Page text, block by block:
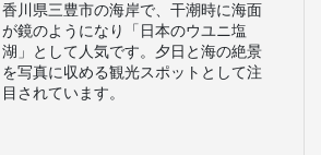
香川県三豊市の海岸で、干潮時に海面
が鏡のようになり「日本のウユニ塩
湖」として人気です。夕日と海の絶景
を写真に収める観光スポットとして注
目されています。